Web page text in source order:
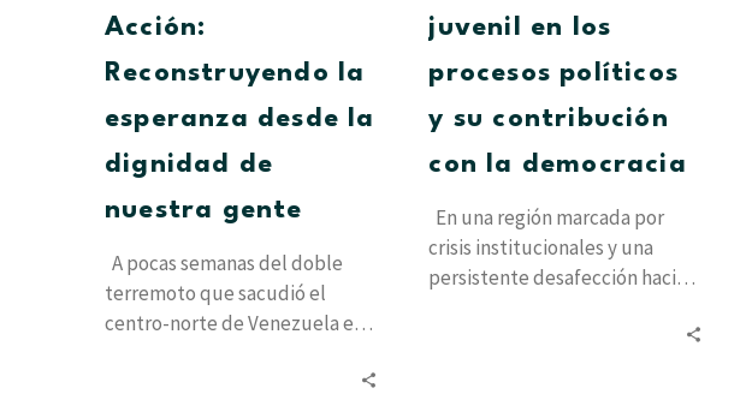
Acción:
Reconstruyendo la
esperanza desde la
dignidad de
nuestra gente
A pocas semanas del doble
terremoto que sacudió el
centro-norte de Venezuela el
juvenil en los
procesos políticos
y su contribución
con la democracia
En una región marcada por
crisis institucionales y una
persistente desafección hacia